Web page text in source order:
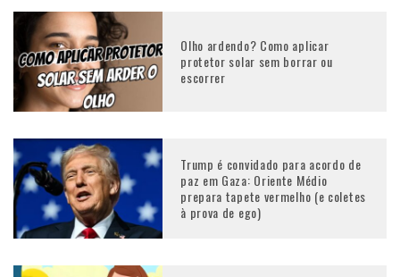
Olho ardendo? Como aplicar
protetor solar sem borrar ou
escorrer
Trump é convidado para acordo de
paz em Gaza: Oriente Médio
prepara tapete vermelho (e coletes
à prova de ego)